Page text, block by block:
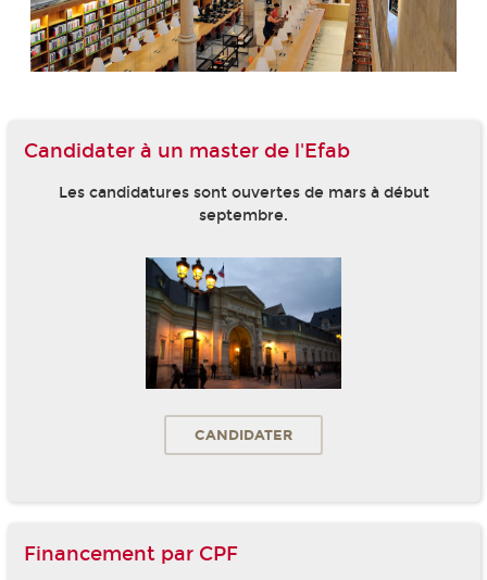
Candidater à un master de l'Efab
Les candidatures sont ouvertes de mars à début
septembre.
CANDIDATER
Financement par CPF